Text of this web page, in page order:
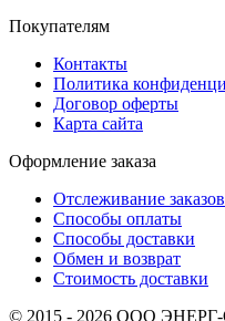
Покупателям
Контакты
Политика
Договор оферты
Карта сайта
Оформление заказа
Отслеживание заказов
Способы оплаты
Способы доставки
Обмен и возврат
Стоимость доставки
© 2015 - 2026 ООО